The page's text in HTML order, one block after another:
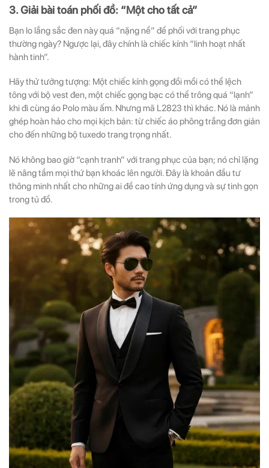
3. Giải bài toán phối đồ: “Một cho tất cả”
Bạn lo lắng sắc đen này quá “nặng nề” để phối với trang phục
thường ngày? Ngược lại, đây chính là chiếc kính “linh hoạt nhất
hành tinh”.
Hãy thử tưởng tượng: Một chiếc kính gọng đồi mồi có thể lệch
tông với bộ vest đen, một chiếc gọng bạc có thể trông quá “lạnh”
khi đi cùng áo Polo màu ấm. Nhưng mã L2823 thì khác. Nó là mảnh
ghép hoàn hảo cho mọi kịch bản: từ chiếc áo phông trắng đơn giản
cho đến những bộ tuxedo trang trọng nhất.
Nó không bao giờ “cạnh tranh” với trang phục của bạn; nó chỉ lặng
lẽ nâng tầm mọi thứ bạn khoác lên người. Đây là khoản đầu tư
thông minh nhất cho những ai đề cao tính ứng dụng và sự tinh gọn
trong tủ đồ.